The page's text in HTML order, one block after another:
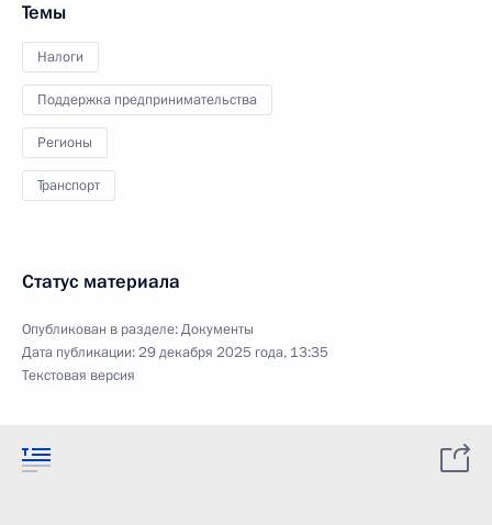
Темы
Налоги
Поддержка предпринимательства
Регионы
Транспорт
Статус материала
Опубликован в разделе:Документы
Дата публикации:29 декабря 2025 года, 13:35
Текстовая версия